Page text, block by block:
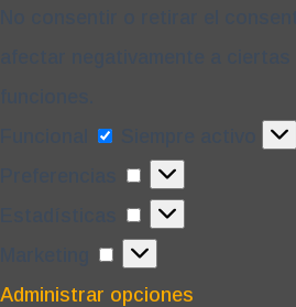
Preferencias
Estadísticas
Marketing
Administrar opciones